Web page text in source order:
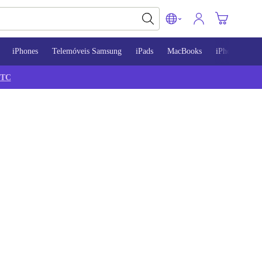
iPhones Telemóveis Samsung iPads MacBooks iPhone 13
TC